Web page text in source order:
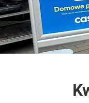
Protest
Protest w
Dzień